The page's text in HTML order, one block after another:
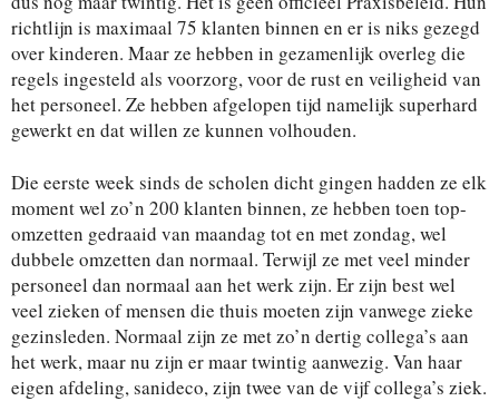
richtlijn is maximaal 75 klanten binnen en er is niks gezegd
over kinderen. Maar ze hebben in gezamenlijk overleg die
regels ingesteld als voorzorg, voor de rust en veiligheid van
het personeel. Ze hebben afgelopen tijd namelijk superhard
gewerkt en dat willen ze kunnen volhouden.
Die eerste week sinds de scholen dicht gingen hadden ze elk
moment wel zo’n 200 klanten binnen, ze hebben toen top-
omzetten gedraaid van maandag tot en met zondag, wel
dubbele omzetten dan normaal. Terwijl ze met veel minder
personeel dan normaal aan het werk zijn. Er zijn best wel
veel zieken of mensen die thuis moeten zijn vanwege zieke
gezinsleden. Normaal zijn ze met zo’n dertig collega’s aan
het werk, maar nu zijn er maar twintig aanwezig. Van haar
eigen afdeling, sanideco, zijn twee van de vijf collega’s ziek.